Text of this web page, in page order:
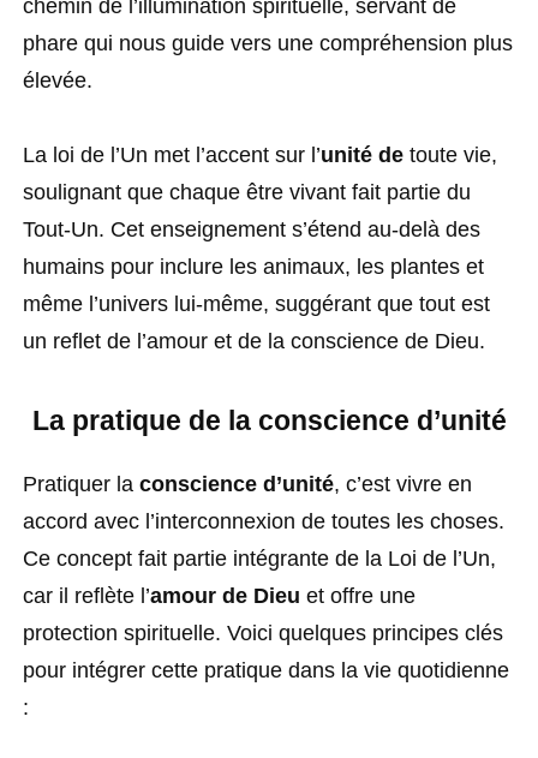
chemin de l’illumination spirituelle, servant de
phare qui nous guide vers une compréhension plus
élevée.
La loi de l’Un met l’accent sur l’unité de toute vie,
soulignant que chaque être vivant fait partie du
Tout-Un. Cet enseignement s’étend au-delà des
humains pour inclure les animaux, les plantes et
même l’univers lui-même, suggérant que tout est
un reflet de l’amour et de la conscience de Dieu.
La pratique de la conscience d’unité
Pratiquer la conscience d’unité, c’est vivre en
accord avec l’interconnexion de toutes les choses.
Ce concept fait partie intégrante de la Loi de l’Un,
car il reflète l’amour de Dieu et offre une
protection spirituelle. Voici quelques principes clés
pour intégrer cette pratique dans la vie quotidienne
: